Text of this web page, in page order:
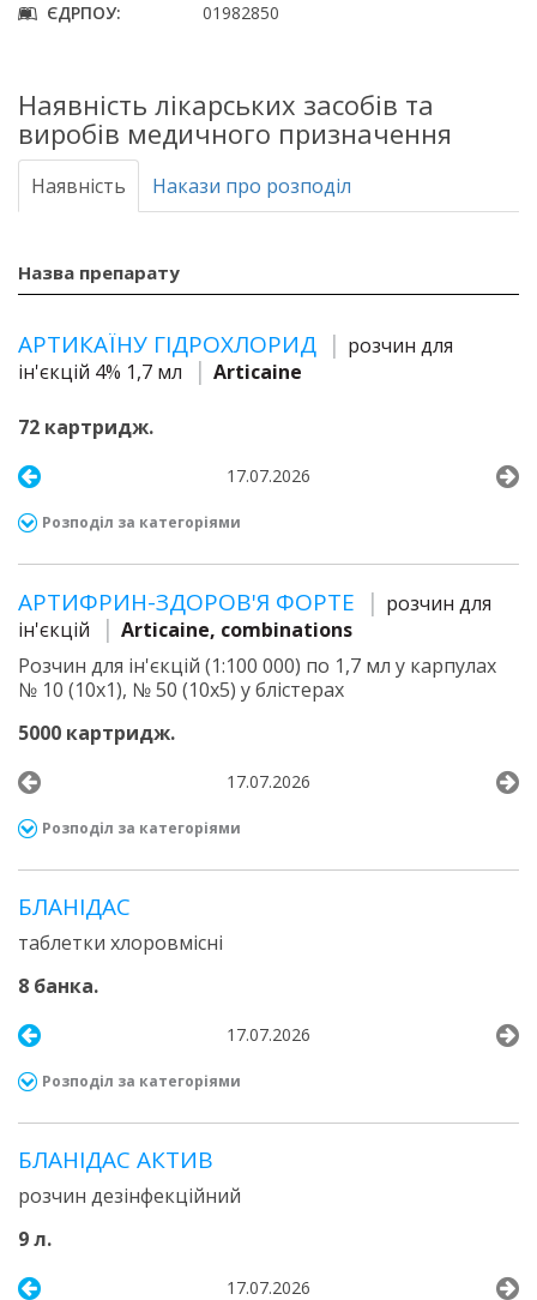
ЄДРПОУ: 01982850
Наявність лікарських засобів та
виробів медичного призначення
Наявність Накази про розподіл
Назва препарату
АРТИКАЇНУ ГІДРОХЛОРИД
розчин для
ін'єкцій 4% 1,7 мл
Articaine
72 картридж.
17.07.2026
Розподіл за категоріями
АРТИФРИН-ЗДОРОВ'Я ФОРТЕ
розчин для
ін'єкцій
Articaine, combinations
Розчин для ін'єкцій (1:100 000) по 1,7 мл у карпулах
№ 10 (10х1), № 50 (10х5) у блістерах
5000 картридж.
17.07.2026
Розподіл за категоріями
БЛАНІДАС
таблетки хлоровмісні
8 банка.
17.07.2026
Розподіл за категоріями
БЛАНІДАС АКТИВ
розчин дезінфекційний
9 л.
17.07.2026